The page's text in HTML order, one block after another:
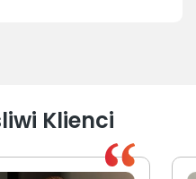
Klienci